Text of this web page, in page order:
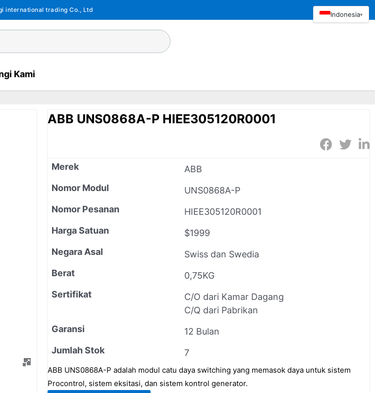
international trading Co., Ltd
Kami
ABB UNS0868A-P HIEE305120R0001
Merek
ABB
Nomor Modul
UNS0868A-P
Nomor Pesanan
HIEE305120R0001
Harga Satuan
$1999
Negara Asal
Swiss dan Swedia
Berat
0,75KG
Sertifikat
C/O dari Kamar Dagang
C/Q dari Pabrikan
Garansi
12 Bulan
Jumlah Stok
7
ABB UNS0868A-P adalah modul catu daya switching yang memasok daya untuk sistem
Procontrol, sistem eksitasi, dan sistem kontrol generator.
Indonesia▾